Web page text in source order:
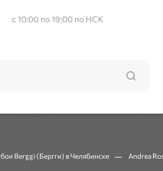
с 10:00 по 19:00 по НСК
Berggi (Бергги) в Челябинске Andrea